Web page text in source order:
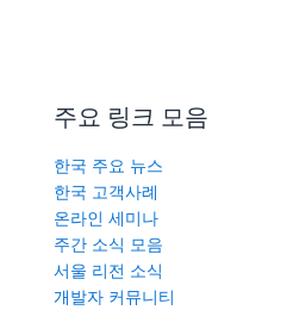
주요 링크 모음
한국 주요 뉴스
한국 고객사례
온라인 세미나
주간 소식 모음
서울 리전 소식
개발자 커뮤니티